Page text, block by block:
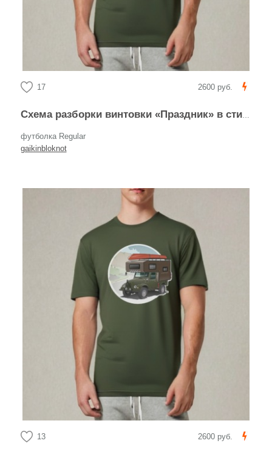
17 2600 руб.
Схема разборки винтовки «Праздник» в стиле Мосина
футболка Regular
gaikinbloknot
13 2600 руб.